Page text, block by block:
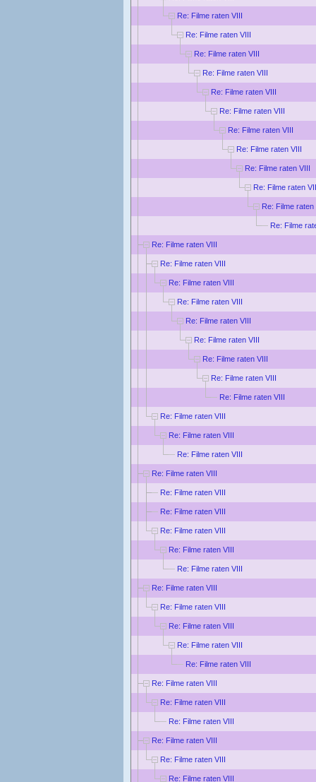
Re: Filme raten VIII
Re: Filme raten VIII
Re: Filme raten VIII
Re: Filme raten VIII
Re: Filme raten VIII
Re: Filme raten VIII
Re: Filme raten VIII
Re: Filme raten VIII
Re: Filme raten VIII
Re: Filme raten
Re: Filme raten
Re: Filme
Re: Filme raten VIII
Re: Filme raten VIII
Re: Filme raten VIII
Re: Filme raten VIII
Re: Filme raten VIII
Re: Filme raten VIII
Re: Filme raten VIII
Re: Filme raten VIII
Re: Filme raten VIII
Re: Filme raten VIII
Re: Filme raten VIII
Re: Filme raten VIII
Re: Filme raten VIII
Re: Filme raten VIII
Re: Filme raten VIII
Re: Filme raten VIII
Re: Filme raten VIII
Re: Filme raten VIII
Re: Filme raten VIII
Re: Filme raten VIII
Re: Filme raten VIII
Re: Filme raten VIII
Re: Filme raten VIII
Re: Filme raten VIII
Re: Filme raten VIII
Re: Filme raten VIII
Re: Filme raten VIII
Re: Filme raten VIII
Re: Filme raten VIII